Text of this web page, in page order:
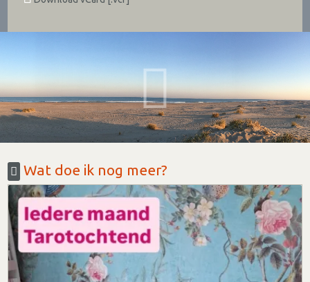
Wat doe ik nog meer?